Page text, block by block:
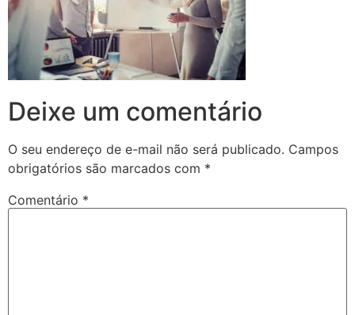
Deixe um comentário
O seu endereço de e-mail não será publicado. Campos
obrigatórios são marcados com *
Comentário *